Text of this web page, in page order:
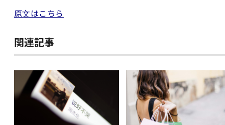
原文はこちら
関連記事